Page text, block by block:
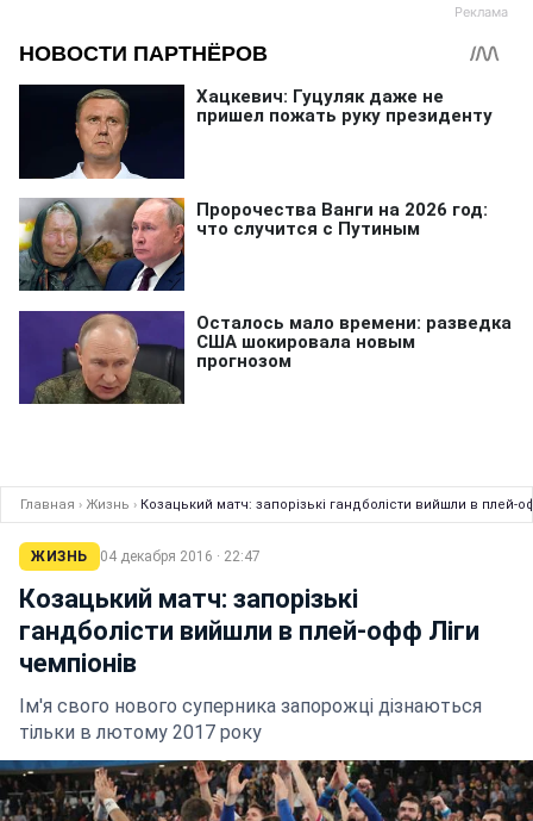
Главная › Жизнь › Козацький матч: запорізькі гандболісти вийшли в плей-
ЖИЗНЬ 04 декабря 2016 · 22:47
Козацький матч: запорізькі
гандболісти вийшли в плей-офф Ліги
чемпіонів
Ім'я свого нового суперника запорожці дізнаються
тільки в лютому 2017 року